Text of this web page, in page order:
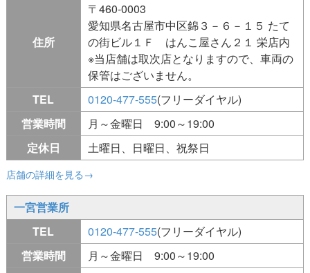
住所
〒460-0003
愛知県名古屋市中区錦３－６－１５ たて
の街ビル１Ｆ はんこ屋さん２１ 栄店内
※当店舗は取次店となりますので、車両の
保管はございません。
TEL
0120-477-555(フリーダイヤル)
営業時間
月～金曜日 9:00～19:00
定休日
土曜日、日曜日、祝祭日
店舗の詳細を見る→
一宮営業所
TEL
0120-477-555(フリーダイヤル)
営業時間
月～金曜日 9:00～19:00